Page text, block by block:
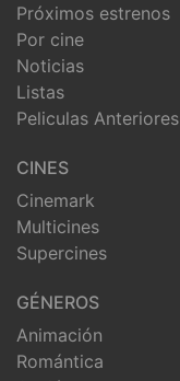
Próximos estrenos
Por cine
Noticias
Listas
Peliculas Anteriores
CINES
Cinemark
Multicines
Supercines
GÉNEROS
Animación
Romántica